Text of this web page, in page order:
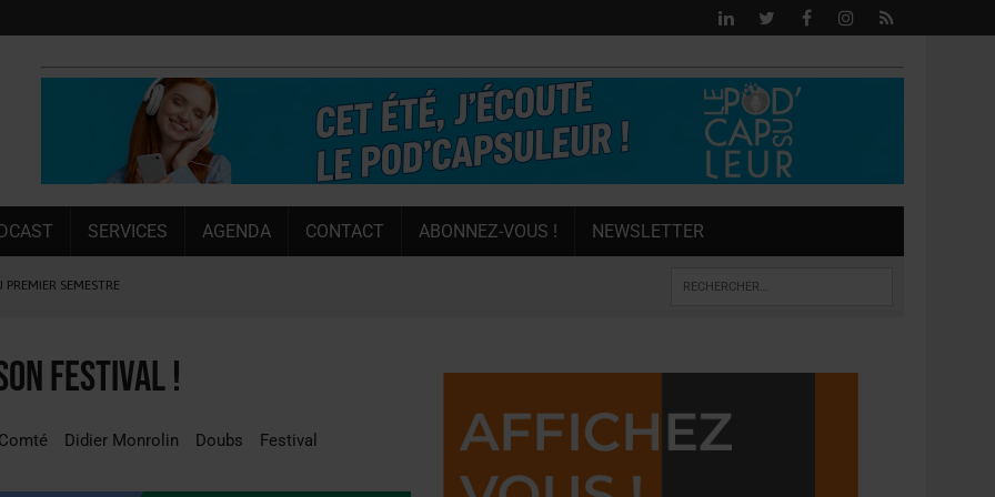
SERVICES AGENDA CONTACT ABONNEZ-VOUS ! NEWSLETTER
SEMESTRE
L’ÉTÉ
LE MARCHÉ [ÉTUDE]
MARTIN
festival !
Didier Monrolin Doubs
Festival